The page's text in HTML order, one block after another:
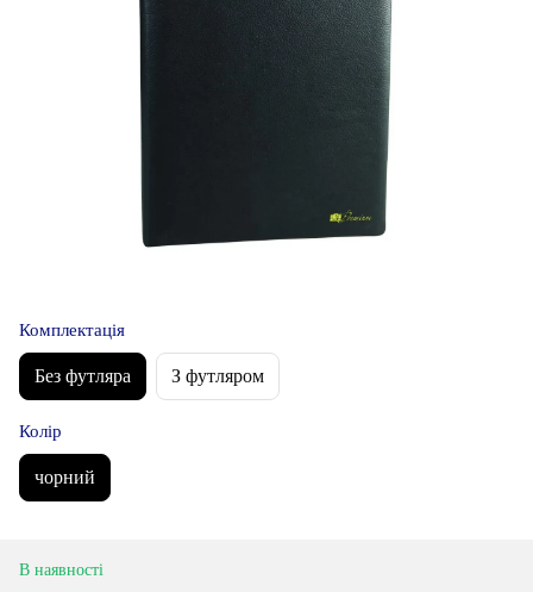
Комплектація
Без футляра З футляром
Колір
чорний
В наявності